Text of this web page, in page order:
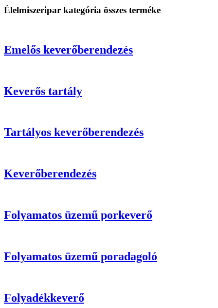
Élelmiszeripar kategória összes terméke
Emelős keverőberendezés
Keverős tartály
Tartályos keverőberendezés
Keverőberendezés
Folyamatos üzemű porkeverő
Folyamatos üzemű poradagoló
Folyadékkeverő